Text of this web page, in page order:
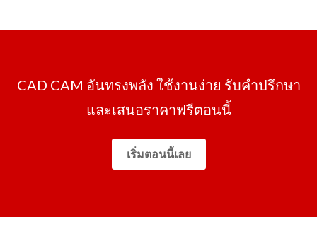
CAD CAM อันทรงพลัง ใช้งานง่าย รับคำปรึกษา
และเสนอราคาฟรีตอนนี้
เริ่มตอนนี้เลย